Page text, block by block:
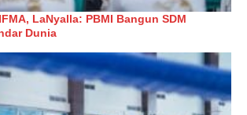
LaNyalla: PBMI Bangun SDM
Dunia